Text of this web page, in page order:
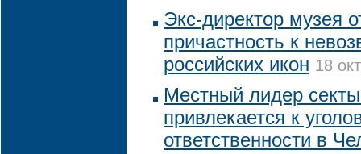
Экс-директор музея
причастность к
российских икон 18
Местный лидер
привлекается к
ответственности в